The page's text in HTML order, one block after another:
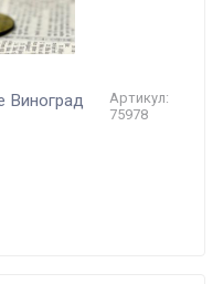
Виноград
Артикул:
75978